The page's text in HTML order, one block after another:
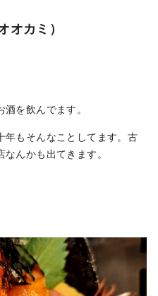
オカミ）
を飲んでます。
年もそんなことしてます。古
んかも出てきます。